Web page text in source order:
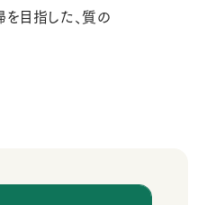
目指した、質の